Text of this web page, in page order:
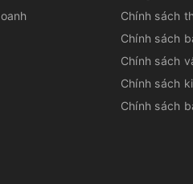
Chính sách
Chính sách
Chính sách
Chính sách
Chính sách